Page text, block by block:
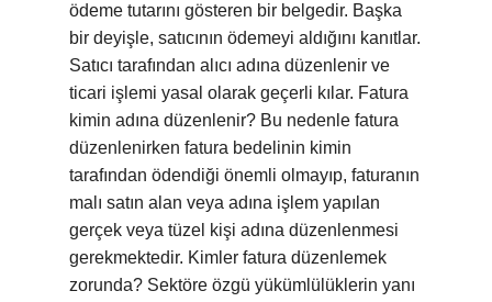
ödeme tutarını gösteren bir belgedir. Başka
bir deyişle, satıcının ödemeyi aldığını kanıtlar.
Satıcı tarafından alıcı adına düzenlenir ve
ticari işlemi yasal olarak geçerli kılar. Fatura
kimin adına düzenlenir? Bu nedenle fatura
düzenlenirken fatura bedelinin kimin
tarafından ödendiği önemli olmayıp, faturanın
malı satın alan veya adına işlem yapılan
gerçek veya tüzel kişi adına düzenlenmesi
gerekmektedir. Kimler fatura düzenlemek
zorunda? Sektöre özgü yükümlülüklerin yanı